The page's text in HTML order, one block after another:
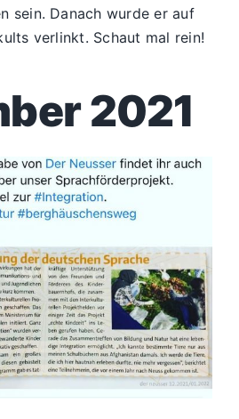
sein. Danach wurde er auf
verlinkt. Schaut mal rein!
2021